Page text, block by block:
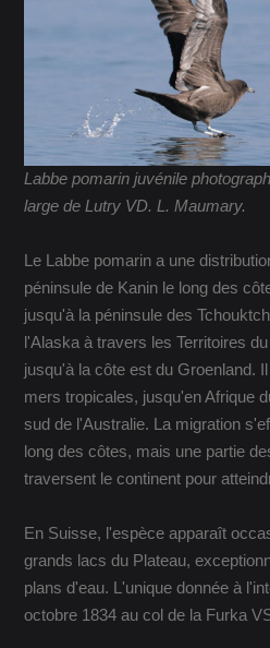
Labbe pomarin juvénile
large de Lutry VD. L. Maumary.
Le Labbe pomarin a une
péninsule de Kanin le long des
jusqu'à la péninsule des
l'Alaska à travers les Territoires
jusqu'à la côte est du Groenland.
mers tropicales, jusqu'en Afrique
sud de l'Australie. La migration
long des côtes, mais une partie
traversent le continent pour
En Suisse, l'espèce apparaît
grands lacs du Plateau,
plans d'eau. L'unique donnée à
octobre 1834 au col de la Furka